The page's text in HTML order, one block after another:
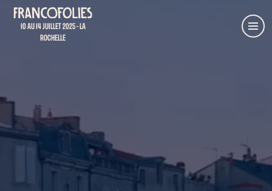
Aller au contenu principal
Retour à l'accueil
10 AU 14 JUILLET 2025 - LA
ROCHELLE
Menu